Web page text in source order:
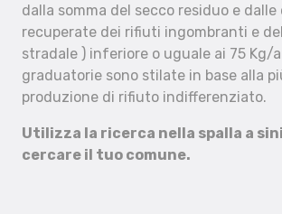
dalla somma del secco residuo e
recuperate dei rifiuti ingombranti e
stradale ) inferiore o uguale ai 75 Kg/
graduatorie sono stilate in base alla
produzione di rifiuto indifferenziato.
Utilizza la ricerca nella spalla a
cercare il tuo comune.